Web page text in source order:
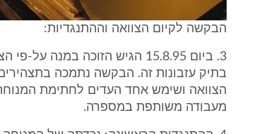
הבקשה לקיום הצוואה וההתנגדיות:
3. ביום 15.8.95 הגיש הזוכה
בתיק עזבונות זה. הבקשה נתמכה
הצוואה ושימש אחד העדים לחתימת
מעבודה משותפת במספרה.